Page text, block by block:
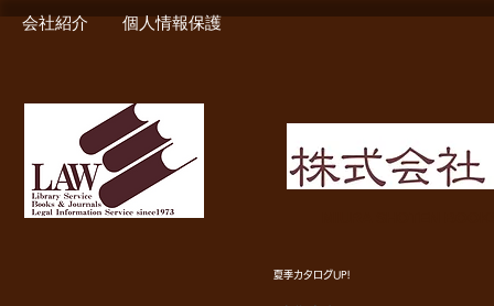
会社紹介 個人情報保護
夏季カタログUP!